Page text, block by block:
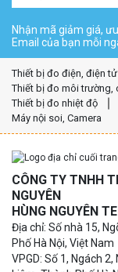
Nhận mã giảm giá,
Email của bạn mỗi
Thiết bị đo điện, điện tử
Thiết bị đo môi trường,
Thiết bị đo nhiệt độ
Máy nội soi, Camera
CÔNG TY TNHH
NGUYÊN
HÙNG NGUYÊN
Địa chỉ: Số nhà 15,
Phố Hà Nội, Việt Nam
VPGD: Số 1, Ngách